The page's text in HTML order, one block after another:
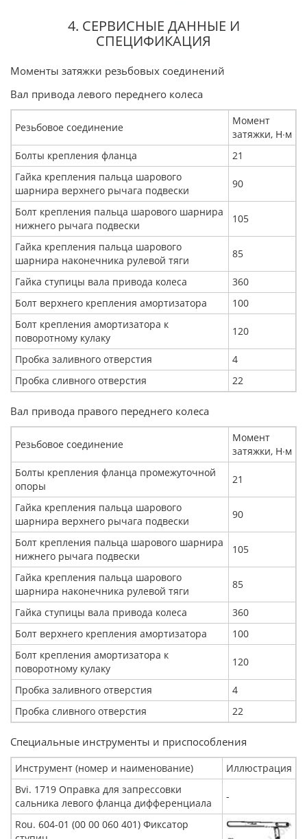
4. СЕРВИСНЫЕ ДАННЫЕ И
СПЕЦИФИКАЦИЯ
Моменты затяжки резьбовых соединений
Вал привода левого переднего колеса
Резьбовое соединение
Момент
затяжки, Н∙м
Болты крепления фланца
21
Гайка крепления пальца шарового
шарнира верхнего рычага подвески
90
Болт крепления пальца шарового шарнира
нижнего рычага подвески
105
Гайка крепления пальца шарового
шарнира наконечника рулевой тяги
85
Гайка ступицы вала привода колеса
360
Болт верхнего крепления амортизатора
100
Болт крепления амортизатора к
поворотному кулаку
120
Пробка заливного отверстия
4
Пробка сливного отверстия
22
Вал привода правого переднего колеса
Резьбовое соединение
Момент
затяжки, Н∙м
Болты крепления фланца промежуточной
опоры
21
Гайка крепления пальца шарового
шарнира верхнего рычага подвески
90
Болт крепления пальца шарового шарнира
нижнего рычага подвески
105
Гайка крепления пальца шарового
шарнира наконечника рулевой тяги
85
Гайка ступицы вала привода колеса
360
Болт верхнего крепления амортизатора
100
Болт крепления амортизатора к
поворотному кулаку
120
Пробка заливного отверстия
4
Пробка сливного отверстия
22
Специальные инструменты и приспособления
Инструмент (номер и наименование)
Иллюстрация
Bvi. 1719 Оправка для запрессовки
сальника левого фланца дифференциала
-
Rou. 604-01 (00 00 060 401) Фиксатор